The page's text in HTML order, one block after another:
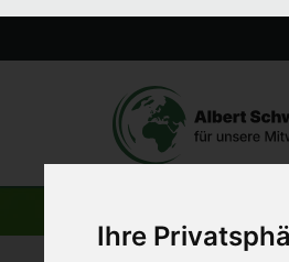
Ihre